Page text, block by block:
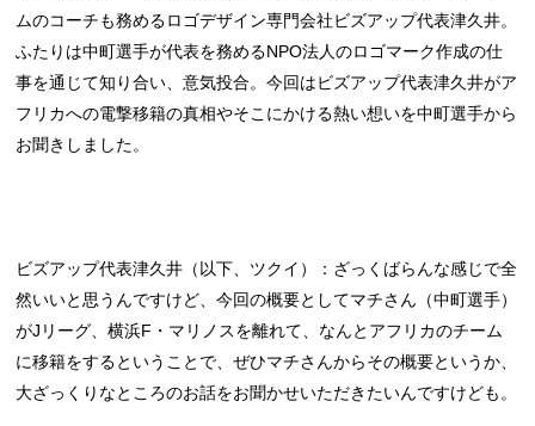
ムのコーチも務めるロゴデザイン専門会社ビズアップ代表津久井。
ふたりは中町選手が代表を務めるNPO法人のロゴマーク作成の仕
事を通じて知り合い、意気投合。今回はビズアップ代表津久井がア
フリカへの電撃移籍の真相やそこにかける熱い想いを中町選手から
お聞きしました。
ビズアップ代表津久井（以下、ツクイ）：ざっくばらんな感じで全
然いいと思うんですけど、今回の概要としてマチさん（中町選手）
がJリーグ、横浜F・マリノスを離れて、なんとアフリカのチーム
に移籍をするということで、ぜひマチさんからその概要というか、
大ざっくりなところのお話をお聞かせいただきたいんですけども。